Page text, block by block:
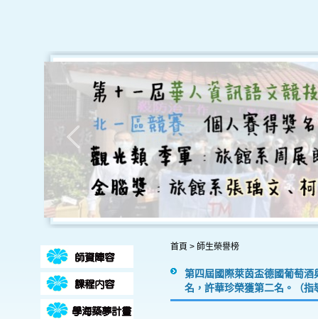
首頁 > 師生榮譽榜
第四屆國際萊茵盃德國葡萄
名，許華珍榮獲第二名。（